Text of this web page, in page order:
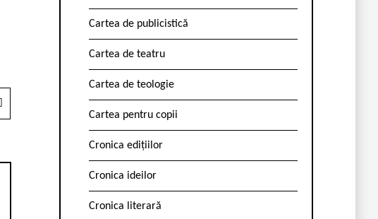
Cartea de publicistică
Cartea de teatru
Cartea de teologie
Cartea pentru copii
Cronica edițiilor
Cronica ideilor
Cronica literară